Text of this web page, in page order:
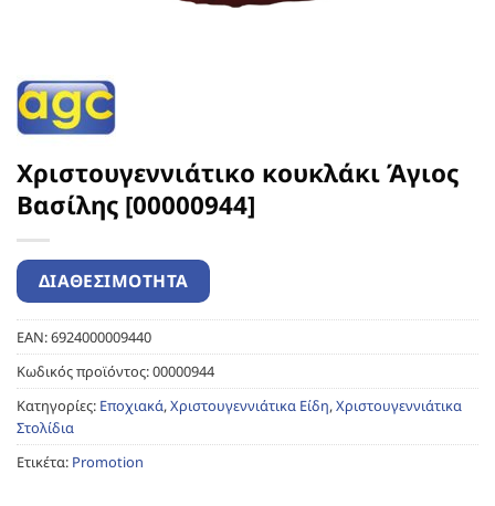
Χριστουγεννιάτικο κουκλάκι Άγιος
Βασίλης [00000944]
EAN:6924000009440
Κωδικός προϊόντος:00000944
Κατηγορίες: Εποχιακά,Χριστουγεννιάτικα Είδη,Χριστουγεννιάτικα
Στολίδια
Ετικέτα: Promotion